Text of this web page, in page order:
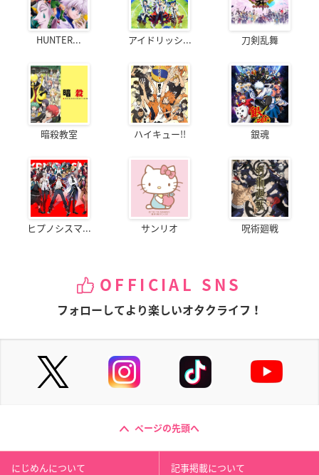
HUNTER... アイドリッシ... 刀剣乱舞
暗殺教室 ハイキュー!! 銀魂
ヒプノシスマ... サンリオ 呪術廻戦
OFFICIAL SNS
フォローしてより楽しいオタクライフ！
ページの先頭へ
にじめんについて 記事掲載について